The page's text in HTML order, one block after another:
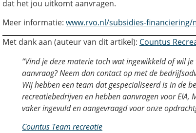
dat het jou uitkomt aanvragen.
Meer informatie: www.rvo.nl/subsidies-
Met dank aan (auteur van dit artikel): Countus
“Vind je deze materie toch wat ingewikkeld of wil
aanvraag? Neem dan contact op met de
Wij hebben een team dat gespecialiseerd is in de
recreatiebedrijven en hebben aanvragen voor EIA,
vaker ingevuld en aangevraagd voor onze
Countus Team recreatie